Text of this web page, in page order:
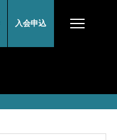
入会申込